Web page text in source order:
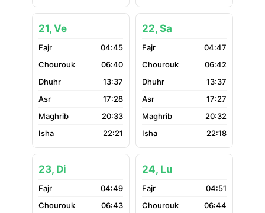
21, Ve
04:45
06:40
13:37
17:28
20:33
22:21
22, Sa
04:47
06:42
13:37
17:27
20:32
22:18
23, Di
04:49
06:43
24, Lu
04:51
06:44